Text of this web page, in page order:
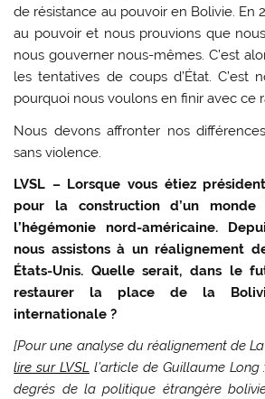
de résistance au pouvoir en Bolivie. En
au pouvoir et nous prouvions que
nous gouverner nous-mêmes. C’est
les tentatives de coups d’État. C’est
pourquoi nous voulons en finir avec ce
Nous devons affronter nos
sans violence.
LVSL – Lorsque vous étiez
pour la construction d’un
l’hégémonie nord-américaine.
nous assistons à un réalignement
États-Unis. Quelle serait, dans le
restaurer la place de la
internationale ?
[Pour une analyse du réalignement de
lire sur LVSLl’article de Guillaume Long
degrés de la politique étrangère